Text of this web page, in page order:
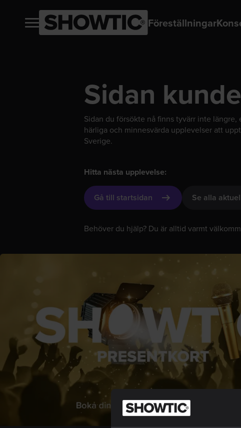
Föreställningar
Sidan
Sidan du försökte nå finns tyvärr inte
härliga och minnesvärda upplevelser att
Sverige.
Hitta nästa upplevelse:
Gå till startsidan Se alla
Behöver du hjälp? Du är alltid varmt